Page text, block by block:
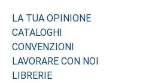
LA TUA OPINIONE
CATALOGHI
CONVENZIONI
LAVORARE CON NOI
LIBRERIE